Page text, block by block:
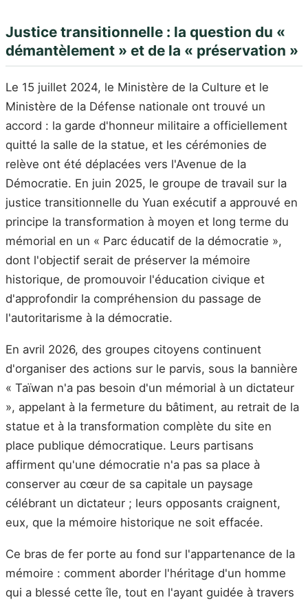
Justice transitionnelle : la question du «
démantèlement » et de la « préservation »
Le 15 juillet 2024, le Ministère de la Culture et le
Ministère de la Défense nationale ont trouvé un
accord : la garde d'honneur militaire a officiellement
quitté la salle de la statue, et les cérémonies de
relève ont été déplacées vers l'Avenue de la
Démocratie. En juin 2025, le groupe de travail sur la
justice transitionnelle du Yuan exécutif a approuvé en
principe la transformation à moyen et long terme du
mémorial en un « Parc éducatif de la démocratie »,
dont l'objectif serait de préserver la mémoire
historique, de promouvoir l'éducation civique et
d'approfondir la compréhension du passage de
l'autoritarisme à la démocratie.
En avril 2026, des groupes citoyens continuent
d'organiser des actions sur le parvis, sous la bannière
« Taïwan n'a pas besoin d'un mémorial à un dictateur
», appelant à la fermeture du bâtiment, au retrait de la
statue et à la transformation complète du site en
place publique démocratique. Leurs partisans
affirment qu'une démocratie n'a pas sa place à
conserver au cœur de sa capitale un paysage
célébrant un dictateur ; leurs opposants craignent,
eux, que la mémoire historique ne soit effacée.
Ce bras de fer porte au fond sur l'appartenance de la
mémoire : comment aborder l'héritage d'un homme
qui a blessé cette île, tout en l'ayant guidée à travers